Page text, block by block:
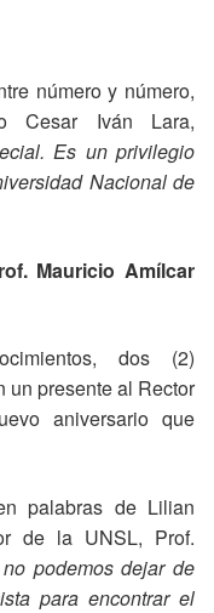
número y número,
Cesar Iván Lara,
Es un privilegio
Nacional de
Mauricio Amílcar
dos (2)
un presente al Rector
aniversario que
palabras de Lilian
de la UNSL, Prof.
podemos dejar de
para encontrar el